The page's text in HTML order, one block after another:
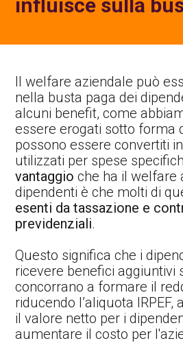
influisce sulla
Il welfare aziendale può
nella busta paga dei
alcuni benefit, come
essere erogati sotto forma
possono essere convertiti
utilizzati per spese
vantaggio che ha il welfare
dipendenti è che molti di
esenti da tassazione e
previdenziali.
Questo significa che i
ricevere benefici aggiuntivi
concorrano a formare il
riducendo l’aliquota
il valore netto per i
aumentare il costo per